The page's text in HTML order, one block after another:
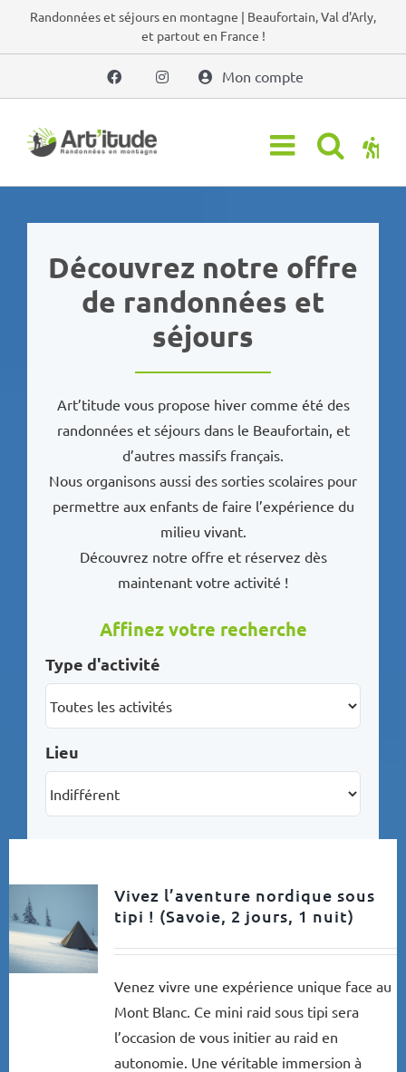
PasserRandonnées et séjours en montagne | Beaufortain, Val d'Arly,
et partout en France !
Mon compte
Découvrez notre offre
de randonnées et
séjours
Art’titude vous propose hiver comme été des
randonnées et séjours dans le Beaufortain, et
d’autres massifs français.
Nous organisons aussi des sorties scolaires pour
permettre aux enfants de faire l’expérience du
milieu vivant.
Découvrez notre offre et réservez dès
maintenant votre activité !
Affinez votre recherche
Type d'activité
Lieu
Vivez l’aventure nordique sous
tipi ! (Savoie, 2 jours, 1 nuit)
Venez vivre une expérience unique face au
Mont Blanc. Ce mini raid sous tipi sera
l’occasion de vous initier au raid en
autonomie. Une véritable immersion à